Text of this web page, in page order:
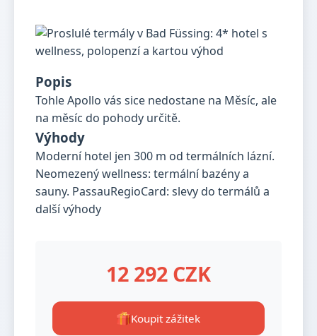
Popis
Tohle Apollo vás sice nedostane na Měsíc, ale
na měsíc do pohody určitě.
Výhody
Moderní hotel jen 300 m od termálních lázní.
Neomezený wellness: termální bazény a
sauny. PassauRegioCard: slevy do termálů a
další výhody
12 292 CZK
Koupit zážitek